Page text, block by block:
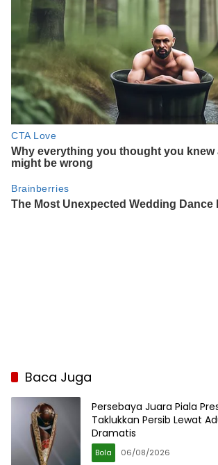
Baca Juga
Persebaya Juara Piala
Taklukkan Persib Lewat
Dramatis
Bola 06/08/2026